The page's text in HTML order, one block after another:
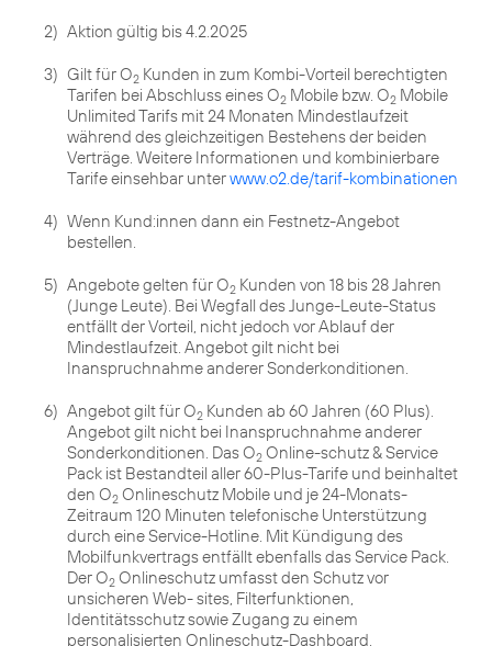
2) Aktion gültig bis 4.2.2025
3) Gilt für O2 Kunden in zum Kombi-Vorteil berechtigten
Tarifen bei Abschluss eines O2 Mobile bzw. O2 Mobile
Unlimited Tarifs mit 24 Monaten Mindestlaufzeit
während des gleichzeitigen Bestehens der beiden
Verträge. Weitere Informationen und kombinierbare
Tarife einsehbar unterwww.o2.de/tarif-kombinationen
4) Wenn Kund:innen dann ein Festnetz-Angebot
bestellen.
5) Angebote gelten für O2 Kunden von 18 bis 28 Jahren
(Junge Leute). Bei Wegfall des Junge-Leute-Status
entfällt der Vorteil, nicht jedoch vor Ablauf der
Mindestlaufzeit. Angebot gilt nicht bei
Inanspruchnahme anderer Sonderkonditionen.
6) Angebot gilt für O2 Kunden ab 60 Jahren (60 Plus).
Angebot gilt nicht bei Inanspruchnahme anderer
Sonderkonditionen. Das O2 Online-schutz & Service
Pack ist Bestandteil aller 60-Plus-Tarife und beinhaltet
den O2 Onlineschutz Mobile und je 24-Monats-
Zeitraum 120 Minuten telefonische Unterstützung
durch eine Service-Hotline. Mit Kündigung des
Mobilfunkvertrags entfällt ebenfalls das Service Pack.
Der O2 Onlineschutz umfasst den Schutz vor
unsicheren Web- sites, Filterfunktionen,
Identitätsschutz sowie Zugang zu einem
personalisierten Onlineschutz-Dashboard.